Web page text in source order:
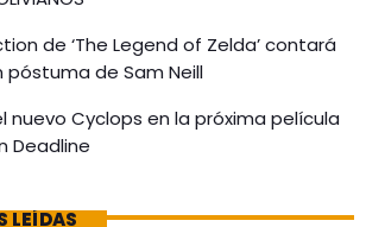
de ‘The Legend of Zelda’ contará
póstuma de Sam Neill
nuevo Cyclops en la próxima película
Deadline
LEÍDAS